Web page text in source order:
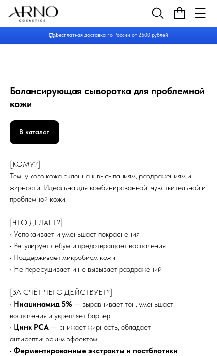
Бесплатная доставка по России от 2500 рублей
Балансирующая сыворотка для проблемной
кожи
В каталог
[КОМУ?]
Тем, у кого кожа склонна к высыпаниям, раздражениям и
жирности. Идеальна для комбинированной, чувствительной и
проблемной кожи.
[ЧТО ДЕЛАЕТ?]
• Успокаивает и уменьшает покраснения
• Регулирует себум и предотвращает воспаления
• Поддерживает микробиом кожи
• Не пересушивает и не вызывает раздражений
[ЗА СЧЁТ ЧЕГО ДЕЙСТВУЕТ?]
• Ниацинамид 5% — выравнивает тон, уменьшает
воспаления и укрепляет барьер
• Цинк PCA — снижает жирность, обладает
антисептическим эффектом
• Ферментированные экстракты и постбиотики